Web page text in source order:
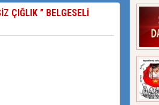
ÇIĞLIK ” BELGESELİ